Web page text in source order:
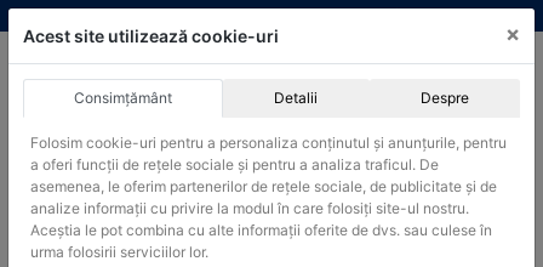
Skip
to
ACHIZITII PUBLICE
Produsele pot fi achizitionate si in sistemul SEAP / SICAP
Products
search
CAUTARE
Acest site utilizează cookie-uri ×
Consimțământ Detalii Despre
Folosim cookie-uri pentru a personaliza conținutul și anunțurile, pentru
a oferi funcții de rețele sociale și pentru a analiza traficul. De
asemenea, le oferim partenerilor de rețele sociale, de publicitate și de
analize informații cu privire la modul în care folosiți site-ul nostru.
Aceștia le pot combina cu alte informații oferite de dvs. sau culese în
urma folosirii serviciilor lor.